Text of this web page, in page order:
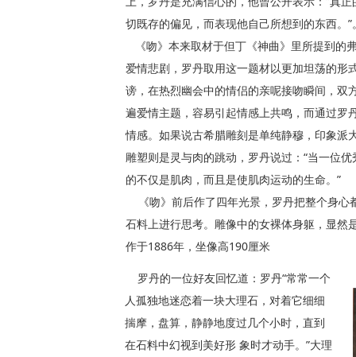
切既存的偏见，而表现他自己所想到的东西。”
《吻》本来取材于但丁《神曲》里所提到的
爱情悲剧，罗丹取用这一题材以更加坦荡的形
谤，在热烈幽会中的情侣的亲呢接吻瞬间，双
遍爱情主题，容易引起情感上共鸣，而通过罗
情感。如果说古希腊雕刻是单纯静穆，印象派
雕塑则是灵与肉的跳动，罗丹说过：“当一位
的不仅是肌肉，而且是使肌肉运动的生命。”
《吻》前后作了四年光景，罗丹把整个身心
石料上进行思考。雕像中的女裸体身躯，显然
作于1886年，坐像高190厘米
罗丹的一位好友回忆道：罗丹“常常一个
人孤独地迷恋着一块大理石，对着它细细
揣摩，盘算，静静地度过几个小时，直到
在石料中幻视到美好形 象时才动手。”大理